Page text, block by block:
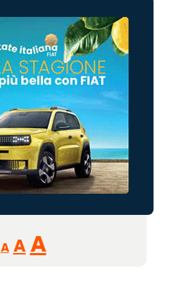
A
Reducir
tamaño
A Restablecer
tamaño
AAumentar